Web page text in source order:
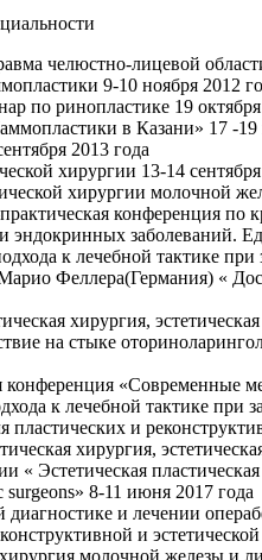
челюстно-лицевой
9-10 ноября 2012
по ринопластике 19 октября
в Казани» 17 -19
2013 года
хирургии 13-14
хирургии молочной
конференция по
эндокринных заболеваний.
к лечебной тактике при
Феллера(Германия) «
хирургия,
на стыке
«Современные
к лечебной тактике при
и
хирургия,
« Эстетическая
8-11 июня 2017 года
и лечении
и
молочной железы и